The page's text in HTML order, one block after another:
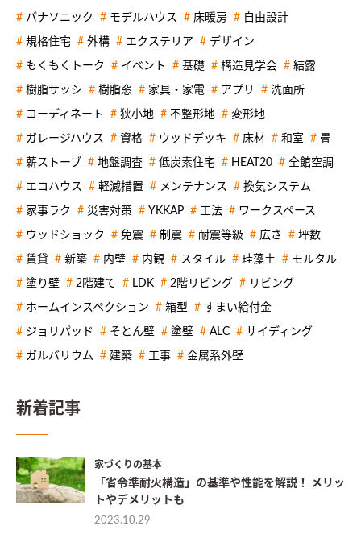
パナソニック モデルハウス 床暖房 自由設計
規格住宅 外構 エクステリア デザイン
もくもくトーク イベント 基礎 構造見学会 結露
樹脂サッシ 樹脂窓 家具・家電 アプリ 洗面所
コーディネート 狭小地 不整形地 変形地
ガレージハウス 資格 ウッドデッキ 床材 和室 畳
薪ストーブ 地盤調査 低炭素住宅 HEAT20 全館空調
エコハウス 軽減措置 メンテナンス 換気システム
家事ラク 災害対策 YKKAP 工法 ワークスペース
ウッドショック 免震 制震 耐震等級 広さ 坪数
賃貸 新築 内壁 内観 スタイル 珪藻土 モルタル
塗り壁 2階建て LDK 2階リビング リビング
ホームインスペクション 箱型 すまい給付金
ジョリパッド そとん壁 塗壁 ALC サイディング
ガルバリウム 建築 工事 金属系外壁
新着記事
家づくりの基本
「省令準耐火構造」の基準や性能を解説！ メリッ
トやデメリットも
2023.10.29